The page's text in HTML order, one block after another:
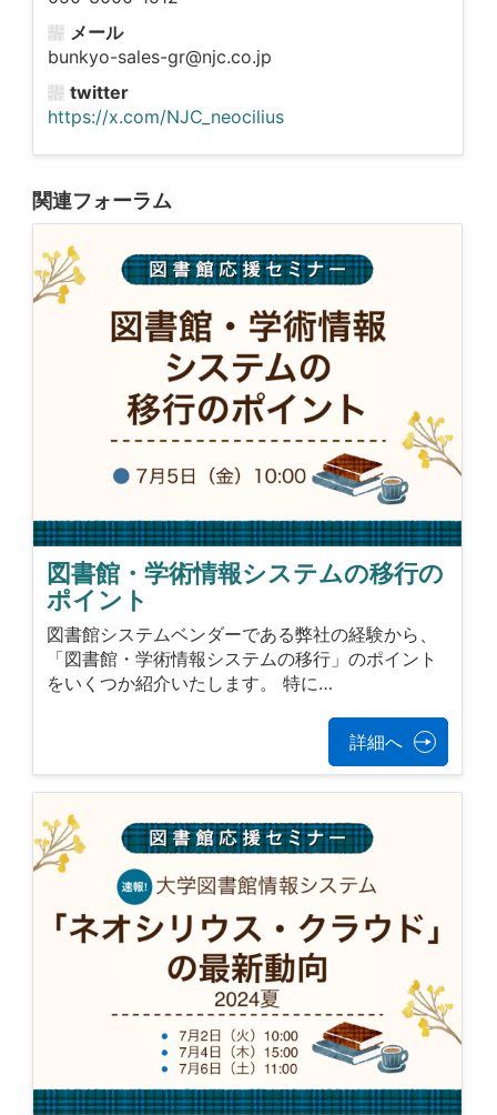
メール
bunkyo-sales-gr@njc.co.jp
twitter
https://x.com/NJC_neocilius
関連フォーラム
図書館・学術情報システムの移行の
ポイント
図書館システムベンダーである弊社の経験から、
「図書館・学術情報システムの移行」のポイント
をいくつか紹介いたします。 特に…
詳細へ